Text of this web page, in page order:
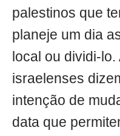
palestinos que
planeje um dia
local ou dividi-
israelenses
intenção de
data que